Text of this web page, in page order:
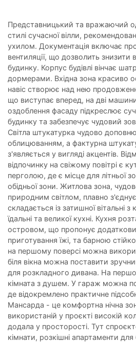
Представницький та вражаючий
стилі сучасної вілли,
ухилом. Документація включає
вентиляції, що дозволить знизити
будинку. Корпус будівлі вінчає
дормерами. Вхідна зона красиво
навіс створює над нею
що виступає вперед, на дві
оздоблення фасаду підкреслює
будинку та забезпечує чудовий
Світла штукатурка чудово
облицюванням, а фактурна
з'являється у вигляді акцентів.
відпочинку на свіжому повітрі є
перголою, де є місце для літньої
обідньої зони. Житлова зона,
природним світлом, плавно
складається із затишної вітальні
їдальні та великої кухні. Кухня
островом, що пропонує
приготування їжі, та барною
на першому поверсі можна
біля вікна можна поставити
для розкладного дивана. На
кімната з душем. У гараж можна
де відокремлено практичне
Мансарда - це комфортна нічна
використаній у проєкті високій
додала у просторості. Тут
кімнати, розкішні апартаменти для